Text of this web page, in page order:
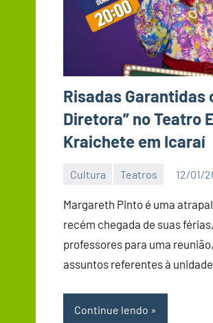
Risadas Garantidas
Diretora” no Teatro
Kraichete em Icaraí
Cultura Teatros 12/01/
DN
Margareth Pinto é uma
recém chegada de suas
professores para uma
assuntos referentes à
Continue lendo